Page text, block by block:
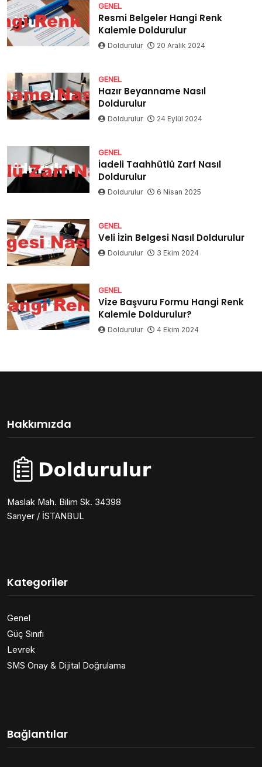
GENEL
Resmi Belgeler Hangi Renk
Kalemle Doldurulur
Doldurulur 20 Aralık 2024
GENEL
Hazır Beyanname Nasıl
Doldurulur
Doldurulur 24 Eylül 2024
GENEL
İadeli Taahhütlü Zarf Nasıl
Doldurulur
Doldurulur 6 Nisan 2025
GENEL
Veli İzin Belgesi Nasıl Doldurulur
Doldurulur 3 Ekim 2024
GENEL
Vize Başvuru Formu Hangi Renk
Kalemle Doldurulur?
Doldurulur 4 Ekim 2024
Hakkımızda
Maslak Mah. Bilim Sk. 34398
Sarıyer / İSTANBUL
Kategoriler
Genel
Güç Sınıfı
Levrek
SMS Onay & Dijital Doğrulama
Bağlantılar